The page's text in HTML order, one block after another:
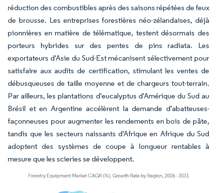
réduction des combustibles après des saisons répétées de feux
de brousse. Les entreprises forestières néo-zélandaises, déjà
pionnières en matière de télématique, testent désormais des
porteurs hybrides sur des pentes de pins radiata. Les
exportateurs d'Asie du Sud-Est mécanisent sélectivement pour
satisfaire aux audits de certification, stimulant les ventes de
débusqueuses de taille moyenne et de chargeurs tout-terrain.
Par ailleurs, les plantations d'eucalyptus d'Amérique du Sud au
Brésil et en Argentine accélèrent la demande d'abatteuses-
façonneuses pour augmenter les rendements en bois de pâte,
tandis que les secteurs naissants d'Afrique en Afrique du Sud
adoptent des systèmes de coupe à longueur rentables à
mesure que les scieries se développent.